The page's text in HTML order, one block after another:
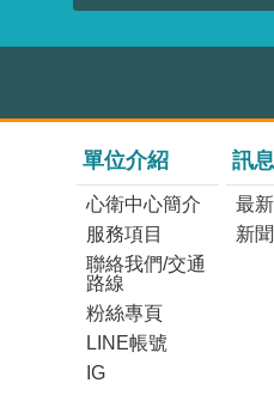
單位介紹
心衛中心簡介
服務項目
聯絡我們/交通
路線
粉絲專頁
LINE帳號
IG
訊
最
新